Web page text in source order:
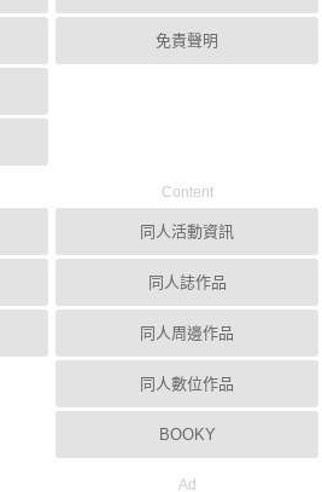
免責聲明
Content
同人活動資訊
同人誌作品
同人周邊作品
同人數位作品
BOOKY
Ad